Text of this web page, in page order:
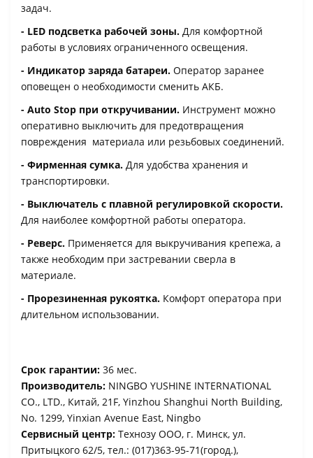
задач.
- LED подсветка рабочей зоны. Для комфортной
работы в условиях ограниченного освещения.
- Индикатор заряда батареи. Оператор заранее
оповещен о необходимости сменить АКБ.
- Auto Stop при откручивании. Инструмент можно
оперативно выключить для предотвращения
повреждения материала или резьбовых соединений.
- Фирменная сумка. Для удобства хранения и
транспортировки.
- Выключатель с плавной регулировкой скорости.
Для наиболее комфортной работы оператора.
- Реверс. Применяется для выкручивания крепежа, а
также необходим при застревании сверла в
материале.
- Прорезиненная рукоятка. Комфорт оператора при
длительном использовании.
Срок гарантии: 36 мес.
Производитель: NINGBO YUSHINE INTERNATIONAL
CO., LTD., Китай, 21F, Yinzhou Shanghui North Building,
No. 1299, Yinxian Avenue East, Ningbo
Сервисный центр: Технозу ООО, г. Минск, ул.
Притыцкого 62/5, тел.: (017)363-95-71(город.),